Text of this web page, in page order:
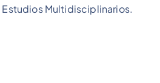
Multidisciplinarios.